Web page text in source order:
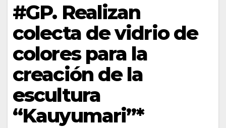
#GP. Realizan
colecta de vidrio de
colores para la
creación de la
escultura
“Kauyumari”*